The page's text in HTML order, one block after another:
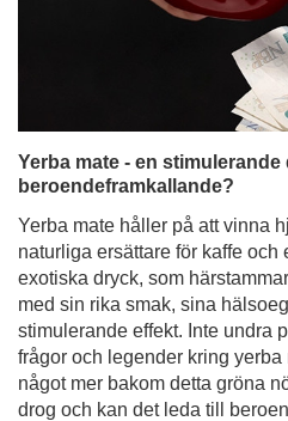
Yerba mate - en
beroendeframkallande?
Yerba mate håller på att vinna
naturliga ersättare för kaffe och
exotiska dryck, som
med sin rika smak, sina
stimulerande effekt. Inte undra
frågor och legender kring
något mer bakom detta gröna
drog och kan det leda till